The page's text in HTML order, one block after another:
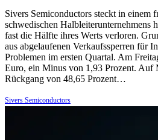
Sivers Semiconductors steckt in einem
schwedischen Halbleiterunternehmens
fast die Hälfte ihres Werts verloren.
aus abgelaufenen Verkaufssperren für
Problemen im ersten Quartal. Am
Euro, ein Minus von 1,93 Prozent. Auf
Rückgang von 48,65 Prozent…
Sivers Semiconductors